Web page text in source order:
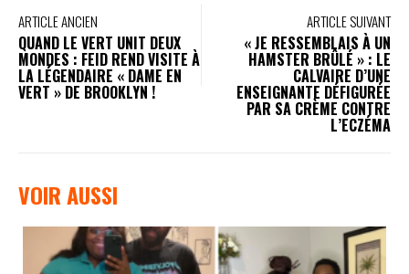
ARTICLE ANCIEN
QUAND LE VERT UNIT DEUX
MONDES : FEID REND VISITE À
LA LÉGENDAIRE « DAME EN
VERT » DE BROOKLYN !
ARTICLE SUIVANT
« JE RESSEMBLAIS À UN
HAMSTER BRÛLÉ » : LE
CALVAIRE D’UNE
ENSEIGNANTE DÉFIGURÉE
PAR SA CRÈME CONTRE
L’ECZÉMA
VOIR AUSSI